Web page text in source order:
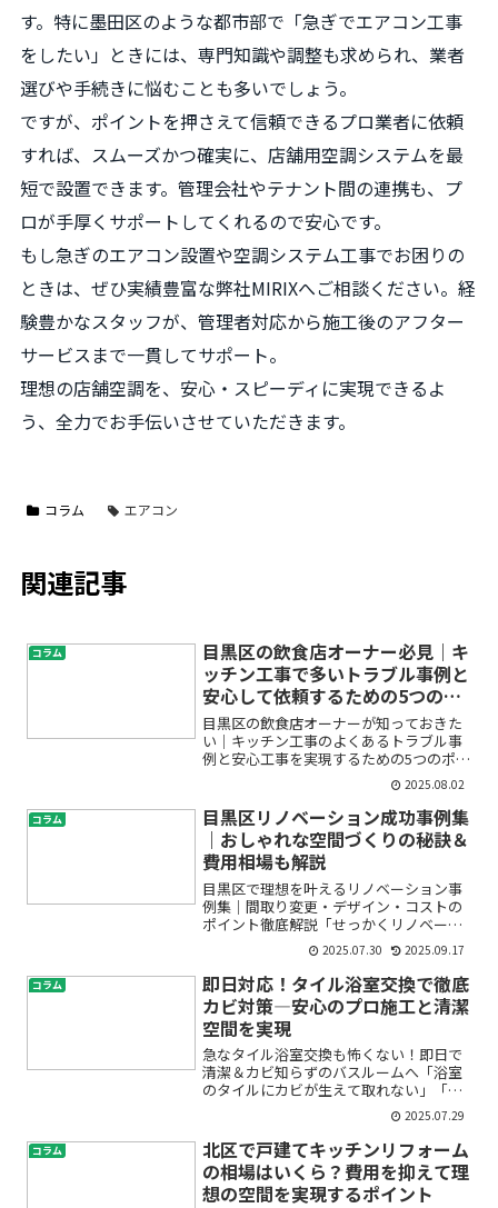
す。特に墨田区のような都市部で「急ぎでエアコン工事
をしたい」ときには、専門知識や調整も求められ、業者
選びや手続きに悩むことも多いでしょう。
ですが、ポイントを押さえて信頼できるプロ業者に依頼
すれば、スムーズかつ確実に、店舗用空調システムを最
短で設置できます。管理会社やテナント間の連携も、プ
ロが手厚くサポートしてくれるので安心です。
もし急ぎのエアコン設置や空調システム工事でお困りの
ときは、ぜひ実績豊富な弊社MIRIXへご相談ください。経
験豊かなスタッフが、管理者対応から施工後のアフター
サービスまで一貫してサポート。
理想の店舗空調を、安心・スピーディに実現できるよ
う、全力でお手伝いさせていただきます。
コラム エアコン
関連記事
コラム
目黒区の飲食店オーナー必見｜キ
ッチン工事で多いトラブル事例と
安心して依頼するための5つの対
策
目黒区の飲食店オーナーが知っておきた
い｜キッチン工事のよくあるトラブル事
例と安心工事を実現するための5つのポイ
ント「キッチン工事を依頼したいけれ
ど、どんなトラブルが起きるか不安」
「費用や工事内容がわかりにくい」「排
水や換気のトラブルが心配」...
2025.08.02
コラム
目黒区リノベーション成功事例集
｜おしゃれな空間づくりの秘訣＆
費用相場も解説
目黒区で理想を叶えるリノベーション事
例集｜間取り変更・デザイン・コストの
ポイント徹底解説「せっかくリノベーシ
ョンするならおしゃれにしたいけれど、
どんな風に進めればいいの？」「費用や
耐震性も心配…」そんな悩みを抱えてい
る方も多いのではないでし...
2025.07.30 2025.09.17
コラム
即日対応！タイル浴室交換で徹底
カビ対策―安心のプロ施工と清潔
空間を実現
急なタイル浴室交換も怖くない！即日で
清潔＆カビ知らずのバスルームへ「浴室
のタイルにカビが生えて取れない」「清
潔に使いたいのに、いつもヌメリや黒ず
みが気になる」「お客様が泊まる前に急
いで浴室を直したい」「なるべく早く、
プロに安心して任せたい」...
2025.07.29
コラム
北区で戸建てキッチンリフォーム
の相場はいくら？費用を抑えて理
想の空間を実現するポイント